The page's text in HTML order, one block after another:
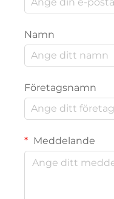
Namn
Företagsnamn
Meddelande